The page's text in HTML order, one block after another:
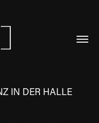
IN DER HALLE